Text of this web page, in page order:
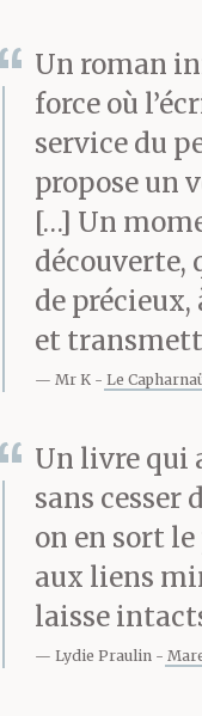
dedans.
Les
autour
le
agite
échauffe
voit
longues
monter
nouer
laine. Il
Un roman
force où
service du
propose un
[…] Un
découverte,
de
et
Mr K Le
Un livre qui
sans cesser
on en sort
aux liens
laisse
Lydie Praulin